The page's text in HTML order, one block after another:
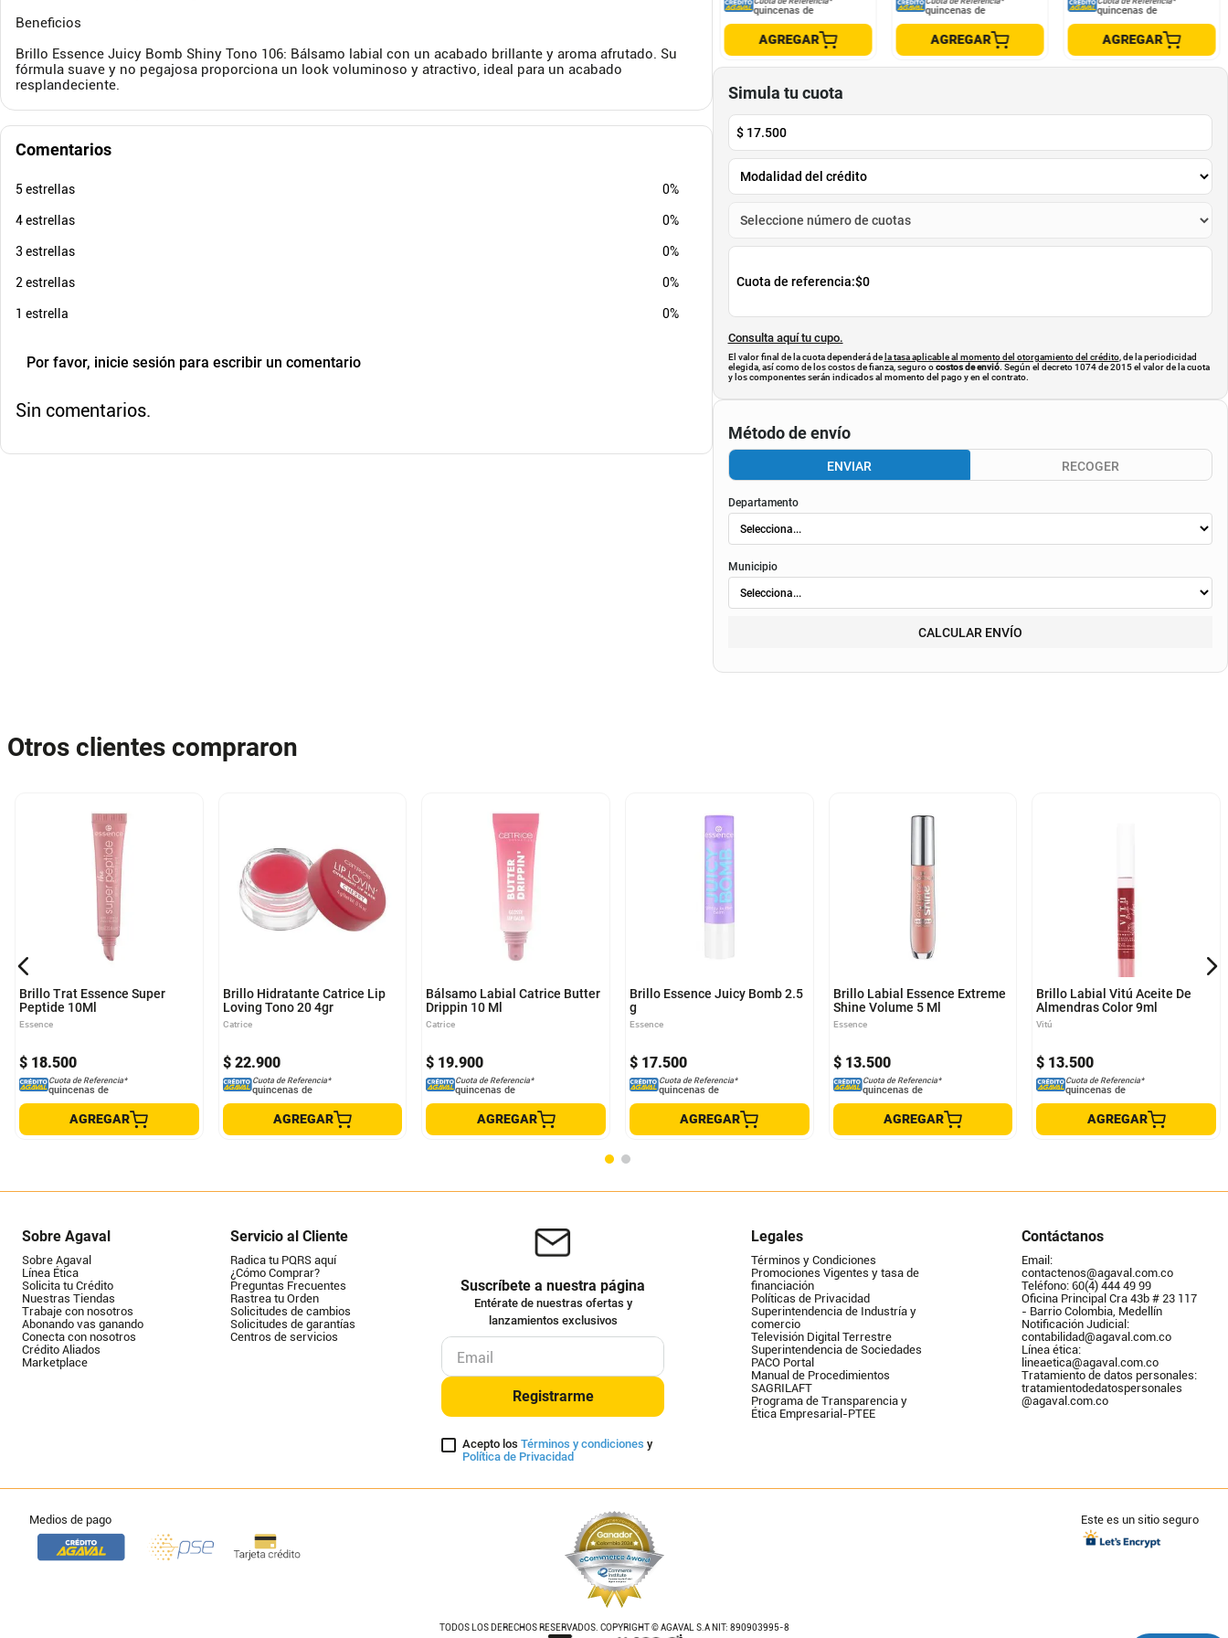
Beneficios
Brillo Essence Juicy Bomb Shiny Tono 106: Bálsamo labial con un acabado brillante y aroma afrutado. Su
fórmula suave y no pegajosa proporciona un look voluminoso y atractivo, ideal para un acabado
resplandeciente.
Comentarios
5 estrellas 0%
4 estrellas 0%
3 estrellas 0%
2 estrellas 0%
1 estrella 0%
Por favor, inicie sesión para escribir un comentario
Sin comentarios.
quincenas de
AGREGAR
quincenas de
AGREGAR
quincenas de
AGREGAR
Simula tu cuota
$ 17.500
Cuota de referencia:$0
Consulta aquí tu cupo.
El valor final de la cuota dependerá de la tasa aplicable al momento del otorgamiento del crédito, de la periodicidad
elegida, así como de los costos de fianza, seguro ocostos de envió. Según el decreto 1074 de 2015 el valor de la cuota
y los componentes serán indicados al momento del pago y en el contrato.
Método de envío
ENVIAR RECOGER
Departamento
Municipio
CALCULAR ENVÍO
Otros clientes compraron
Brillo Trat Essence Super
Peptide 10Ml
Essence
$ 18.500
Cuota de Referencia*
quincenas de
AGREGAR
Brillo Hidratante Catrice Lip
Loving Tono 20 4gr
Catrice
$ 22.900
Cuota de Referencia*
quincenas de
AGREGAR
Bálsamo Labial Catrice Butter
Drippin 10 Ml
Catrice
$ 19.900
Cuota de Referencia*
quincenas de
AGREGAR
Brillo Essence Juicy Bomb 2.5
g
Essence
$ 17.500
Cuota de Referencia*
quincenas de
AGREGAR
Brillo Labial Essence Extreme
Shine Volume 5 Ml
Essence
$ 13.500
Cuota de Referencia*
quincenas de
AGREGAR
Brillo Labial Vitú Aceite De
Almendras Color 9ml
Vitú
$ 13.500
Cuota de Referencia*
quincenas de
AGREGAR
Sobre Agaval
Sobre Agaval
Línea Ética
Solicita tu Crédito
Nuestras Tiendas
Trabaje con nosotros
Abonando vas ganando
Conecta con nosotros
Crédito Aliados
Marketplace
Servicio al Cliente
Radica tu PQRS aquí
¿Cómo Comprar?
Preguntas Frecuentes
Rastrea tu Orden
Solicitudes de cambios
Solicitudes de garantías
Centros de servicios
Suscríbete a nuestra página
Entérate de nuestras ofertas y
lanzamientos exclusivos
Registrarme
Acepto los Términos y condiciones y
Política de Privacidad
Legales
Términos y Condiciones
Promociones Vigentes y tasa de
financiación
Políticas de Privacidad
Superintendencia de Industría y
comercio
Televisión Digital Terrestre
Superintendencia de Sociedades
PACO Portal
Manual de Procedimientos
SAGRILAFT
Programa de Transparencia y
Ética Empresarial-PTEE
Contáctanos
Email:
contactenos@agaval.com.co
Teléfono: 60(4) 444 49 99
Oficina Principal Cra 43b # 23 117
- Barrio Colombia, Medellín
Notificación Judicial:
contabilidad@agaval.com.co
Línea ética:
lineaetica@agaval.com.co
Tratamiento de datos personales:
tratamientodedatospersonales
@agaval.com.co
Medios de pago
TODOS LOS DERECHOS RESERVADOS. COPYRIGHT © AGAVAL S.A NIT: 890903995-8
Este es un sitio seguro